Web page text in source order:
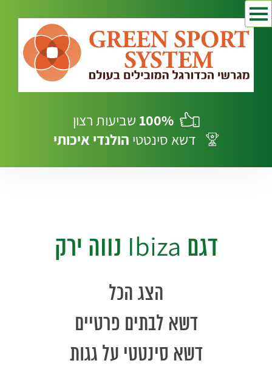
100% שביעות רצון
דשא סינטטי הולנדי איכותי
דגם Ibiza נווה ירק
הצג הכל
דשא לבתים פרטיים
דשא סינטטי על גגות